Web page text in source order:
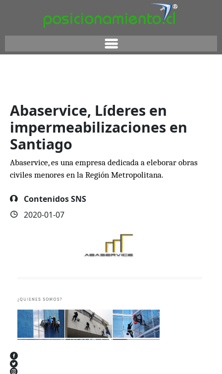
Abaservice, Líderes en
impermeabilizaciones en
Santiago
Abaservice, es una empresa dedicada a eleborar obras
civiles menores en la Región Metropolitana.
Contenidos SNS
2020-01-07